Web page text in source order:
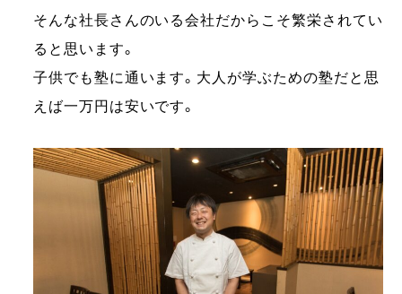
そんな社長さんのいる会社だからこそ繁栄されてい
ると思います。
子供でも塾に通います。大人が学ぶための塾だと思
えば一万円は安いです。